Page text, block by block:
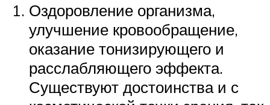
Оздоровление организма,
улучшение кровообращение,
оказание тонизирующего и
расслабляющего эффекта.
Существуют достоинства и с